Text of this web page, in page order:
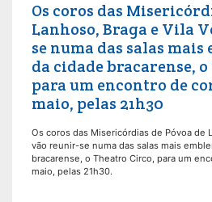
Os coros das
Lanhoso, Braga e Vila
se numa das salas
da cidade bracarense,
para um encontro de
maio, pelas 21h30
Os coros das Misericórdias de Póvoa de
vão reunir-se numa das salas mais
bracarense, o Theatro Circo, para um
maio, pelas 21h30.